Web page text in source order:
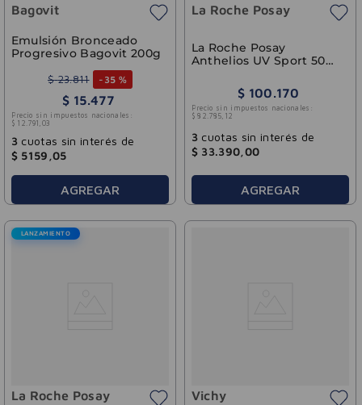
Bagovit
Emulsión Bronceado
Progresivo Bagovit 200g
$ 23.811 - 35 %
$ 15.477
Precio sin impuestos nacionales:
$ 12 791 03
3 cuotas sin interés de
$ 5159 ,05
AGREGAR
La Roche Posay
La Roche Posay
Anthelios UV Sport 50
$ 100.170
Precio sin impuestos nacionales:
$ 82 785 12
3 cuotas sin interés de
$ 33.390 00
AGREGAR
LANZAMIENTO
La Roche Posay Vichy